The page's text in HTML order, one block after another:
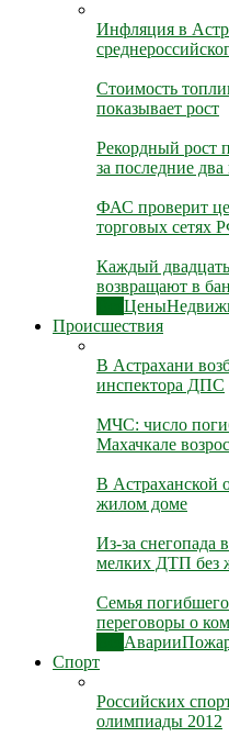
Инфляция в
Стоимость
показывает рост
Рекордный рост
за последние два
ФАС проверит
торговых сетях
Каждый
возвращают в
Цены
Происшествия
В Астрахани
инспектора ДПС
МЧС: число
Махачкале
В Астраханской
жилом доме
Из-за снегопада
мелких ДТП без
Семья
переговоры о
Аварии
Спорт
Российских
олимпиады 2012